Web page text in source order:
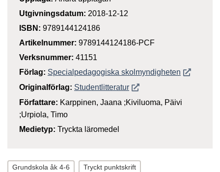
Utgivningsdatum: 2018-12-12
ISBN: 9789144124186
Artikelnummer: 9789144124186-PCF
Verksnummer: 41151
Förlag: Specialpedagogiska skolmyndigheten Öppnas i
Originalförlag: StudentlitteraturÖppnas i nytt fönster
Författare: Karppinen, Jaana ;Kiviluoma, Päivi
;Urpiola, Timo
Medietyp: Tryckta läromedel
Grundskola åk 4-6 Tryckt punktskrift